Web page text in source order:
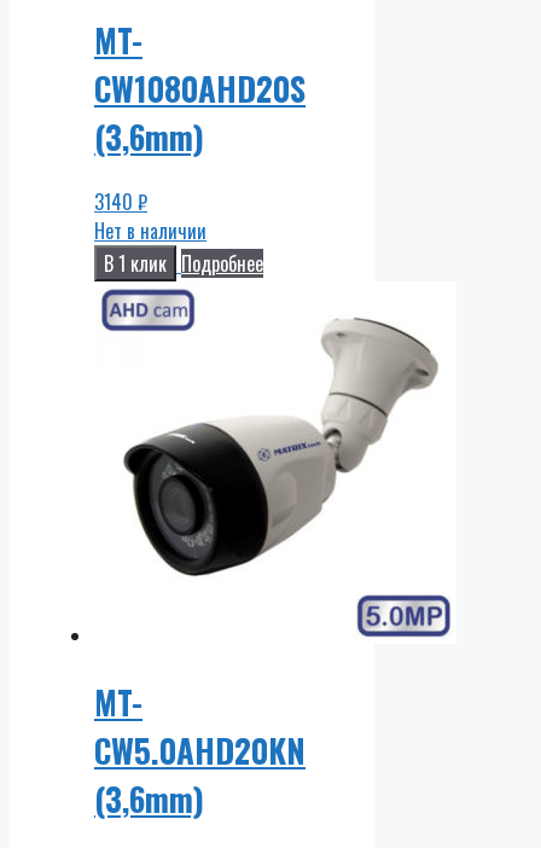
MT-
CW1080AHD20S
(3,6mm)
3140 ₽
Нет в наличии
В 1 клик Подробнее
MT-
CW5.0AHD20KN
(3,6mm)